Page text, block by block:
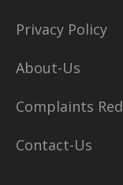
Privacy Policy
About-Us
Complaints
Contact-Us